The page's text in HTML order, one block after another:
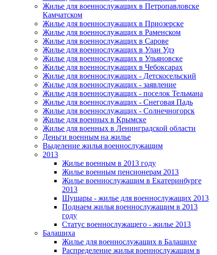
Жилье для военнослужащих в Петропавловске
Камчатском
Жилье для военнослужащих в Приозерске
Жилье для военнослужащих в Раменском
Жилье для военнослужащих в Сарове
Жилье для военнослужащих в Улан Удэ
Жилье для военнослужащих в Ульяновске
Жилье для военнослужащих в Чебоксарах
Жилье для военнослужащих - Детскосельский
Жилье для военнослужащих - заявление
Жилье для военнослужащих - поселок Тельмана
Жилье для военнослужащих - Снеговая Падь
Жилье для военнослужащих - Солнечногорск
Жилье для военных в Крымске
Жилье для военных в Ленинградской области
Деньги военным на жилье
Выделение жилья военнослужащим
2013
Жилье военным в 2013 году
Жилье военным пенсионерам 2013
Жилье военнослужащим в Екатеринбурге
2013
Шушары - жилье для военнослужащих 2013
Поднаем жилья военнослужащим в 2013
году
Статус военнослужащего - жилье 2013
Балашиха
Жилье для военнослужащих в Балашихе
Распределение жилья военнослужащим в